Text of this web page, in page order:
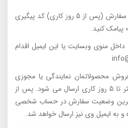
در صورت نیاز به پیگیری سفارش (پس از 5 روز کاری) کد پیگیری
داخل منوی وبسایت یا این ایمیل اقدام
محصولاتمان نمایندگی یا مجوزی
نداده ایم. همه سفارشات حداکثر تا 5 روز کاری ارسال می شود. پس از
وضعیت سفارش در حساب شخصی
به ایمیل وی نیز ارسال خواهد شد.